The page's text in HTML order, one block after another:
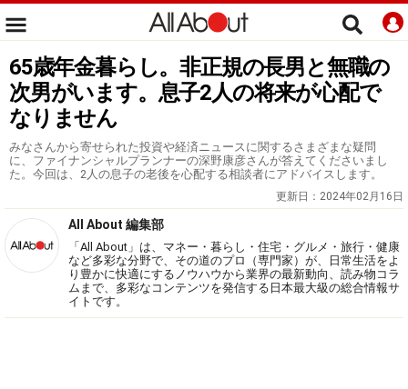
65歳年金暮らし。非正規の長男と無職の
次男がいます。息子2人の将来が心配で
なりません
みなさんから寄せられた投資や経済ニュースに関するさまざまな疑問
に、ファイナンシャルプランナーの深野康彦さんが答えてくださいまし
た。今回は、2人の息子の老後を心配する相談者にアドバイスします。
更新日： 2024年02月16日
All About 編集部
「All About」は、マネー・暮らし・住宅・グルメ・旅行・健康
など多彩な分野で、その道のプロ（専門家）が、日常生活をよ
り豊かに快適にするノウハウから業界の最新動向、読み物コラ
ムまで、多彩なコンテンツを発信する日本最大級の総合情報サ
イトです。